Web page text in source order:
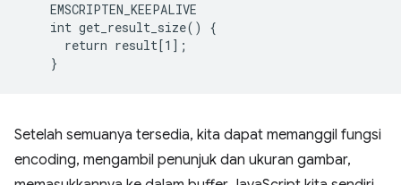
    EMSCRIPTEN_KEEPALIVE
    int get_result_size() {
      return result[1];
Setelah semuanya tersedia, kita dapat memanggil fungsi
encoding, mengambil penunjuk dan ukuran gambar,